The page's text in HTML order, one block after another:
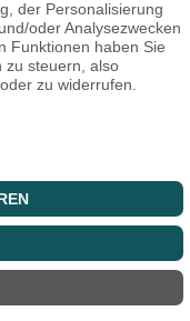
vorbehalten.